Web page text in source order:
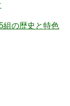
組の歴史と特色